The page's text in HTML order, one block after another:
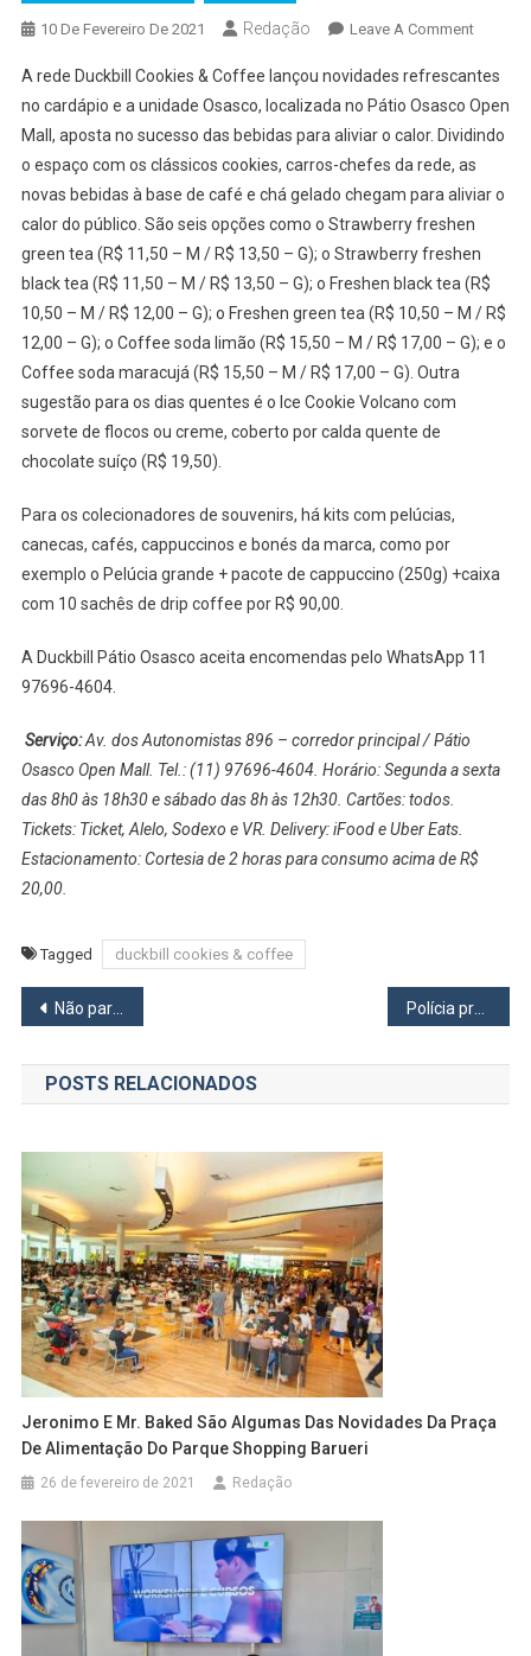
10 De Fevereiro De 2021 Redação Leave A CommentOn
Osasco
Lança
Bebidas
Para
O
Calor
A rede Duckbill Cookies & Coffee lançou novidades refrescantes
no cardápio e a unidade Osasco, localizada no Pátio Osasco Open
Mall, aposta no sucesso das bebidas para aliviar o calor. Dividindo
o espaço com os clássicos cookies, carros-chefes da rede, as
novas bebidas à base de café e chá gelado chegam para aliviar o
calor do público. São seis opções como o Strawberry freshen
green tea (R$ 11,50 – M / R$ 13,50 – G); o Strawberry freshen
black tea (R$ 11,50 – M / R$ 13,50 – G); o Freshen black tea (R$
10,50 – M / R$ 12,00 – G); o Freshen green tea (R$ 10,50 – M / R$
12,00 – G); o Coffee soda limão (R$ 15,50 – M / R$ 17,00 – G); e o
Coffee soda maracujá (R$ 15,50 – M / R$ 17,00 – G). Outra
sugestão para os dias quentes é o Ice Cookie Volcano com
sorvete de flocos ou creme, coberto por calda quente de
chocolate suíço (R$ 19,50).
Para os colecionadores de souvenirs, há kits com pelúcias,
canecas, cafés, cappuccinos e bonés da marca, como por
exemplo o Pelúcia grande + pacote de cappuccino (250g) +caixa
com 10 sachês de drip coffee por R$ 90,00.
A Duckbill Pátio Osasco aceita encomendas pelo WhatsApp 11
97696-4604.
Serviço:Av. dos Autonomistas 896 – corredor principal / Pátio
Osasco Open Mall. Tel.: (11) 97696-4604. Horário: Segunda a sexta
das 8h0 às 18h30 e sábado das 8h às 12h30. Cartões: todos.
Tickets: Ticket, Alelo, Sodexo e VR. Delivery: iFood e Uber Eats.
Estacionamento: Cortesia de 2 horas para consumo acima de R$
20,00.
Tagged duckbill cookies & coffee
Navegação
de
Post
Não paro de dar risada Polícia prende homem que tentou furtar celular na Estação General Miguel Costa em Osasco
POSTS RELACIONADOS
Jeronimo E Mr. Baked São Algumas Das Novidades Da Praça
De Alimentação Do Parque Shopping Barueri
26 de fevereiro de 2021 Redação